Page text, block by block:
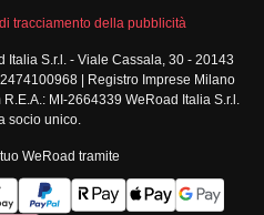
Condizioni generali
standard
Policy annullamento
viaggio
Cookie policy
Privacy policy
Security
tracciamento della pubblicità
Italia S.r.l. - Viale Cassala, 30 - 20143
| Registro Imprese Milano
MI-2664339 WeRoad Italia S.r.l.
socio unico.
WeRoad tramite